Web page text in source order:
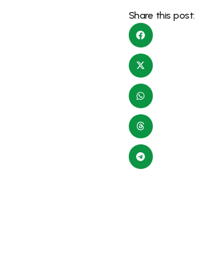
Share this post: